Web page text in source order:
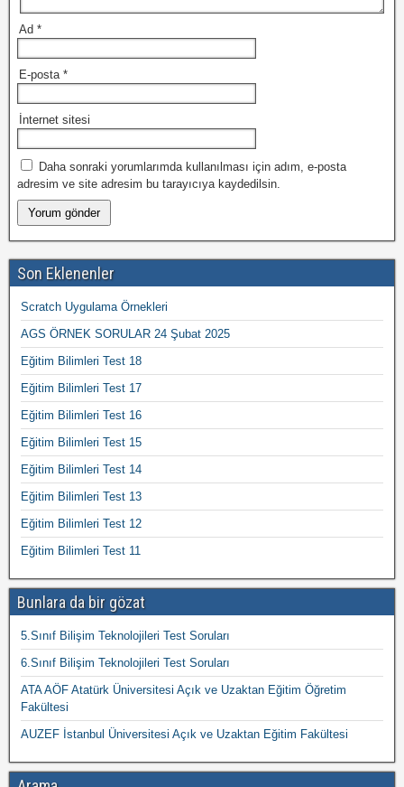
Ad *
E-posta *
İnternet sitesi
Daha sonraki yorumlarımda kullanılması için adım, e-posta
adresim ve site adresim bu tarayıcıya kaydedilsin.
Son Eklenenler
Scratch Uygulama Örnekleri
AGS ÖRNEK SORULAR 24 Şubat 2025
Eğitim Bilimleri Test 18
Eğitim Bilimleri Test 17
Eğitim Bilimleri Test 16
Eğitim Bilimleri Test 15
Eğitim Bilimleri Test 14
Eğitim Bilimleri Test 13
Eğitim Bilimleri Test 12
Eğitim Bilimleri Test 11
Bunlara da bir gözat
5.Sınıf Bilişim Teknolojileri Test Soruları
6.Sınıf Bilişim Teknolojileri Test Soruları
ATA AÖF Atatürk Üniversitesi Açık ve Uzaktan Eğitim Öğretim
Fakültesi
AUZEF İstanbul Üniversitesi Açık ve Uzaktan Eğitim Fakültesi